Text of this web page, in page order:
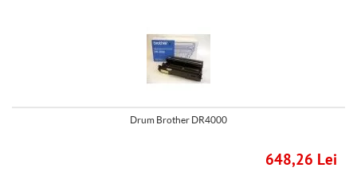
Drum Brother DR4000
648,26 Lei